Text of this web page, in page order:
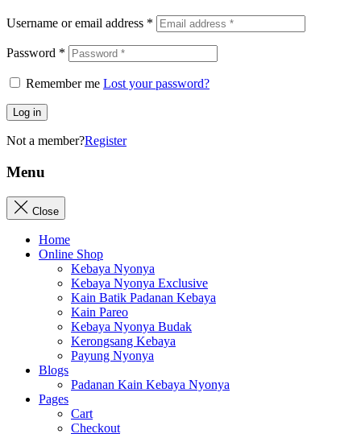
Username or email address *
Password *
Remember me Lost your password?
Log in
Not a member?Register
Menu
Close
Home
Online Shop
Kebaya Nyonya
Kebaya Nyonya Exclusive
Kain Batik Padanan Kebaya
Kain Pareo
Kebaya Nyonya Budak
Kerongsang Kebaya
Payung Nyonya
Blogs
Padanan Kain Kebaya Nyonya
Pages
Cart
Checkout